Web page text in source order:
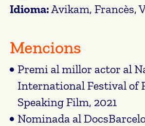
Idioma:Avikam, Francès,
Mencions
Premi al millor actor al
International Festival of
Speaking Film, 2021
Nominada al